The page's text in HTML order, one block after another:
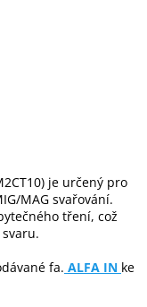
je určený pro
MAG svařování.
tření, což
fa. ALFA IN ke